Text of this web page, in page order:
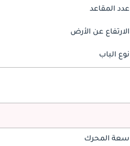
عدد المقاعد
الارتفاع عن الأرض
نوع الباب
سعة المحرك